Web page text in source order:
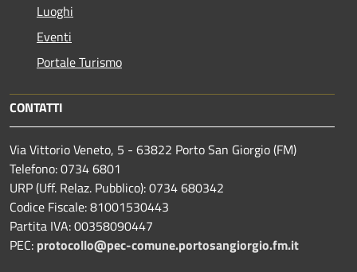
Luoghi
Eventi
Portale Turismo
CONTATTI
Via Vittorio Veneto, 5 - 63822 Porto San Giorgio (FM)
Telefono: 0734 6801
URP (Uff. Relaz. Pubblico): 0734 680342
Codice Fiscale: 81001530443
Partita IVA: 00358090447
PEC: protocollo@pec-comune.portosangiorgio.fm.it